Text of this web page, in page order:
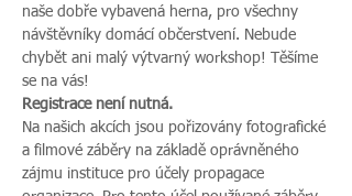
naše dobře vybavená herna, pro všechny
návštěvníky domácí občerstvení. Nebude
chybět ani malý výtvarný workshop! Těšíme
se na vás!
Registrace není nutná.
Na našich akcích jsou pořizovány fotografické
a filmové záběry na základě oprávněného
zájmu instituce pro účely propagace